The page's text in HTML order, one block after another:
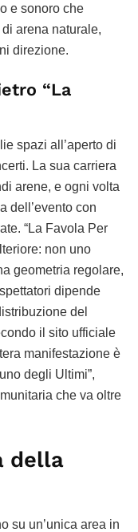
e sonoro che
arena naturale,
direzione.
“La
spazi all’aperto di
La sua carriera
arene, e ogni volta
dell’evento con
“La Favola Per
non uno
geometria regolare,
dipende
del
il sito ufficiale
manifestazione è
degli Ultimi”,
che va oltre
della
su un’unica area in